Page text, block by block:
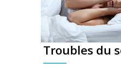
Troubles du